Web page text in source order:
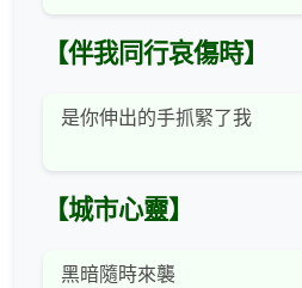
【伴我同行哀傷時】
是你伸出的手抓緊了我
【城市心靈】
黑暗隨時來襲